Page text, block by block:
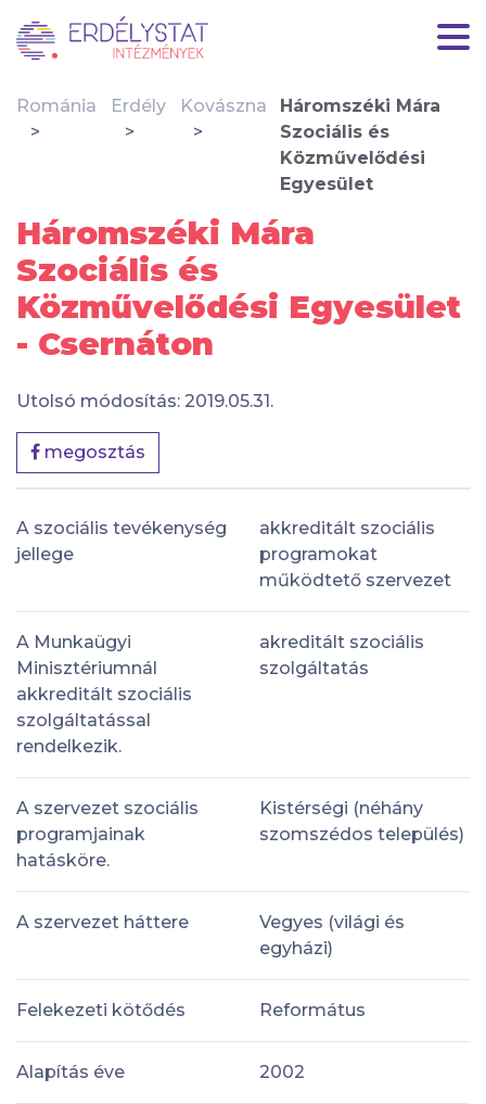
Románia Erdély Kovászna
Háromszéki Mára
Szociális és
Közművelődési
Egyesület
Háromszéki Mára
Szociális és
Közművelődési Egyesület
- Csernáton
Utolsó módosítás: 2019.05.31.
megosztás
A szociális tevékenység
jellege
akkreditált szociális
programokat
működtető szervezet
A Munkaügyi
Minisztériumnál
akkreditált szociális
szolgáltatással
rendelkezik.
akreditált szociális
szolgáltatás
A szervezet szociális
programjainak
hatásköre.
Kistérségi (néhány
szomszédos település)
A szervezet háttere
Vegyes (világi és
egyházi)
Felekezeti kötődés Református
Alapítás éve 2002